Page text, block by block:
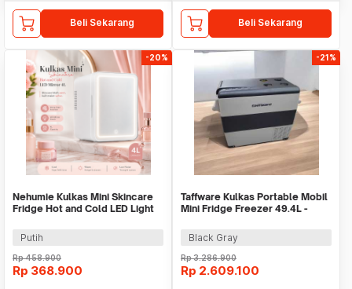
Beli Sekarang Beli Sekarang
-20%
Nehumie Kulkas Mini Skincare
Fridge Hot and Cold LED Light
Putih
Rp458.900
Rp 368.900
-21%
Taffware Kulkas Portable Mobil
Mini Fridge Freezer 49.4L -
Black Gray
Rp3.286.900
Rp 2.609.100